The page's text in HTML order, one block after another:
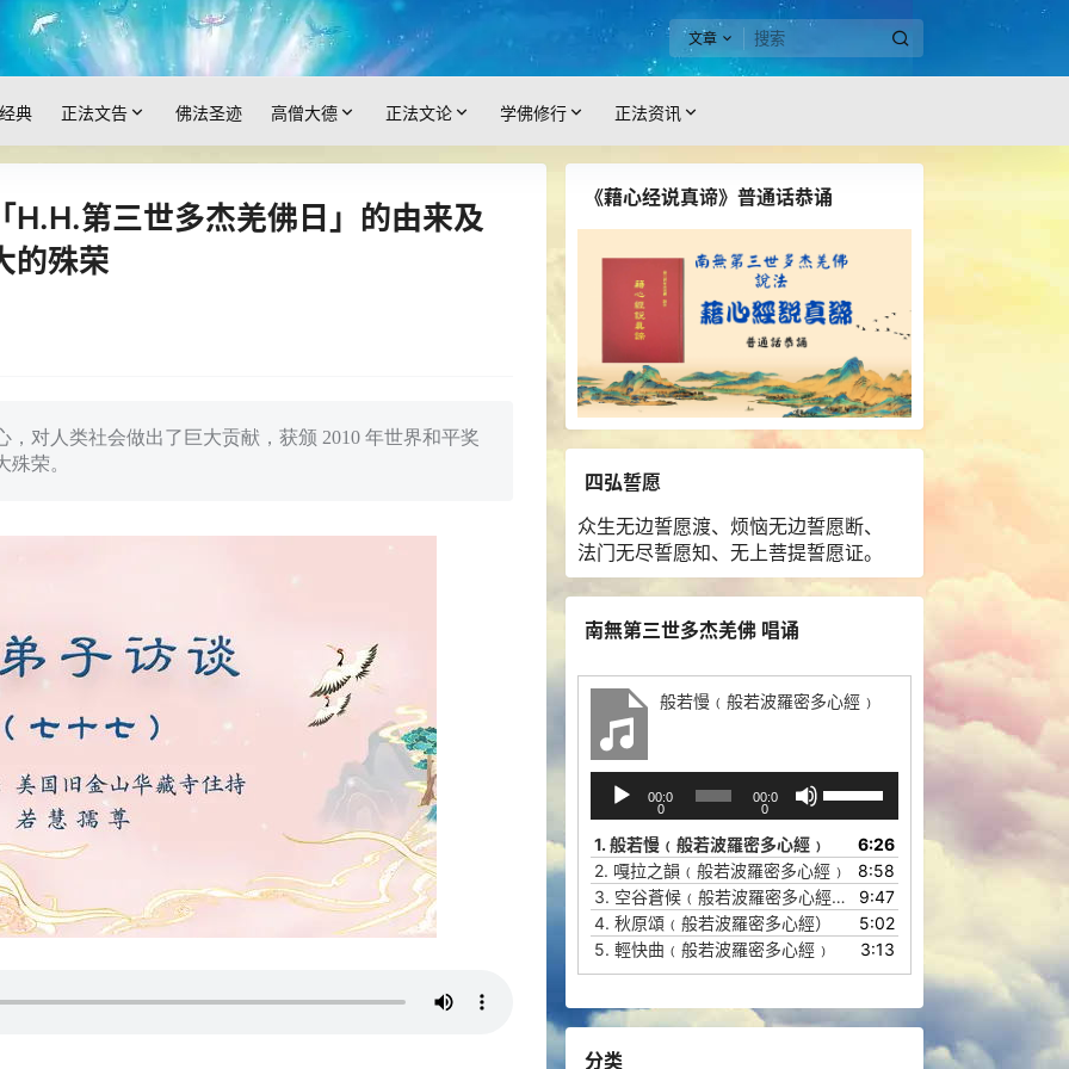
文章
典 正法文告 佛法圣迹 高僧大德 正法文论 学佛修行 正法资讯
H.H.第三世多杰羌佛日」的由来及
的殊荣
对人类社会做出了巨大贡献，获颁 2010 年世界和平奖
荣。
《藉心经说真谛》普通话恭诵
四弘誓愿
众生无边誓愿渡、烦恼无边誓愿断、
法门无尽誓愿知、无上菩提誓愿证。
南無第三世多杰羌佛 唱诵
般若慢﹙般若波羅密多心經﹚
播
放
器
00:0
0
00:0
0
/
下
箭
头
键
增
高
1. 般若慢﹙般若波羅密多心經﹚
6:26
2. 嘎拉之韻﹙般若波羅密多心經﹚
8:58
3. 空谷蒼候﹙般若波羅密多心經﹚
9:47
4. 秋原頌﹙般若波羅密多心經）
5:02
5. 輕快曲﹙般若波羅密多心經﹚ 3:13
分类